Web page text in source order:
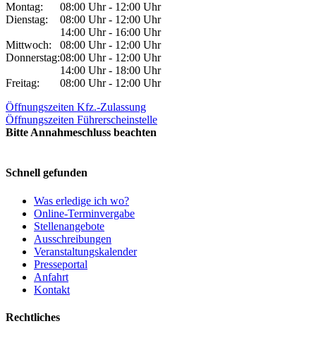
Montag:
08:00 Uhr - 12:00 Uhr
Dienstag:
08:00 Uhr - 12:00 Uhr
14:00 Uhr - 16:00 Uhr
Mittwoch:
08:00 Uhr - 12:00 Uhr
Donnerstag:08:00 Uhr - 12:00 Uhr
14:00 Uhr - 18:00 Uhr
Freitag:
08:00 Uhr - 12:00 Uhr
Öffnungszeiten Kfz.-Zulassung
Öffnungszeiten Führerscheinstelle
Bitte Annahmeschluss beachten
Schnell gefunden
Was erledige ich wo?
Online-Terminvergabe
Stellenangebote
Ausschreibungen
Veranstaltungskalender
Presseportal
Anfahrt
Kontakt
Rechtliches